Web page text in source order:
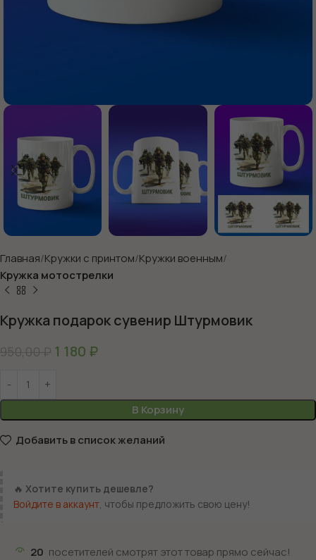
Главная Кружки с принтом Кружки военным
Кружка мотострелки
Кружка подарок сувенир Штурмовик
950,00₽ 1 180 ₽
В Корзину
Добавить в список желаний
🔥 Хотите купить дешевле?
Войдите в аккаунт , чтобы предложить свою цену!
20 посетителей смотрят этот товар прямо сейчас!